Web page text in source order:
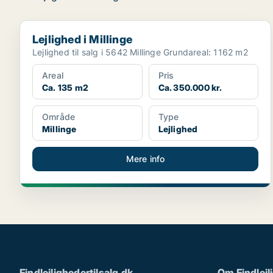
Lejlighed i Millinge
Lejlighed i Millinge
Lejlighed til salg i 5642 Millinge Grundareal: 1162 m2
Areal
Ca. 135 m2
Pris
Ca. 350.000 kr.
Område
Millinge
Type
Lejlighed
Mere info